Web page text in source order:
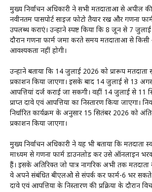
मुख्य निर्वाचन अधिकारी ने सभी मतदाताओं से अपील
नवीनतम पासपोर्ट साइज फोटो तैयार रखें और गणना
उपलब्ध कराएं। उन्होंने स्पष्ट किया कि 8 जून से 7
दौरान गणना फार्म जमा करते समय मतदाताओं से
आवश्यकता नहीं होगी।
उन्होंने बताया कि 14 जुलाई 2026 को प्रारूप मतदाता
प्रकाशन किया जाएगा। इसके बाद 14 जुलाई से 13
आपत्तियां दर्ज कराई जा सकेंगी। वहीं 14 जुलाई से 11
प्राप्त दावे एवं आपत्तियों का निस्तारण किया जाएगा।
निर्धारित कार्यक्रम के अनुसार 15 सितंबर 2026 को
प्रकाशन किया जाएगा।
मुख्य निर्वाचन अधिकारी ने यह भी बताया कि
माध्यम से गणना फार्म डाउनलोड कर उसे ऑनलाइन
हैं। इसके अतिरिक्त जो पात्र नागरिक अभी तक
वे अपने संबंधित बीएलओ से संपर्क कर फार्म-6 भर
दावे एवं आपत्तियों के निस्तारण की प्रक्रिया के दौरान